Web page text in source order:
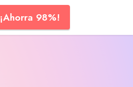
¡Ahorra 98%!